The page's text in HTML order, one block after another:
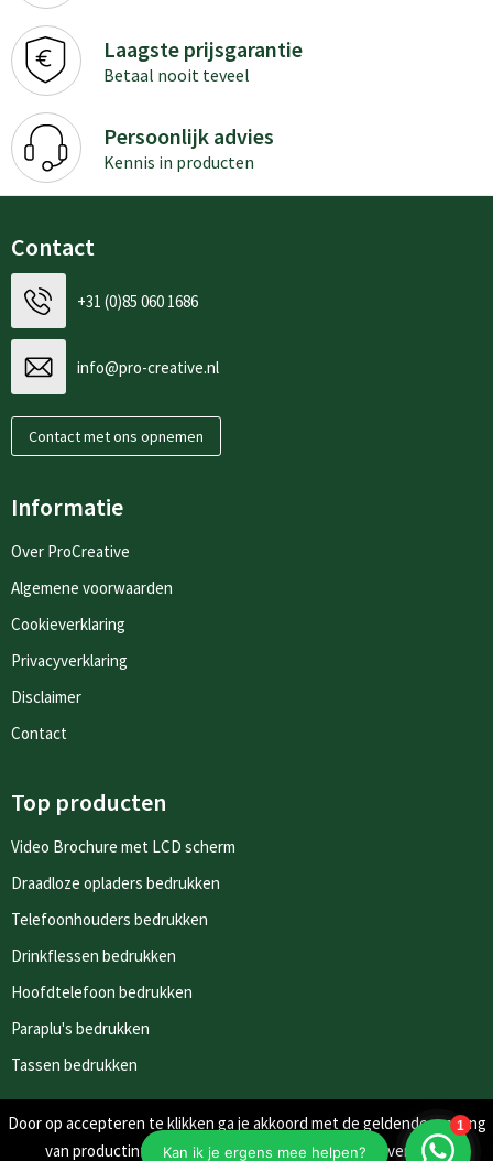
Laagste prijsgarantie
Betaal nooit teveel
Persoonlijk advies
Kennis in producten
Contact
+31 (0)85 060 1686
info@pro-creative.nl
Contact met ons opnemen
Informatie
Over ProCreative
Algemene voorwaarden
Cookieverklaring
Privacyverklaring
Disclaimer
Contact
Top producten
Video Brochure met LCD scherm
Draadloze opladers bedrukken
Telefoonhouders bedrukken
Drinkflessen bedrukken
Hoofdtelefoon bedrukken
Paraplu's bedrukken
Tassen bedrukken
Nieuwsbrieven
Door op accepteren te klikken ga je akkoord met de geldende omgang
van productinformatie zoals op de website wordt vermeld.